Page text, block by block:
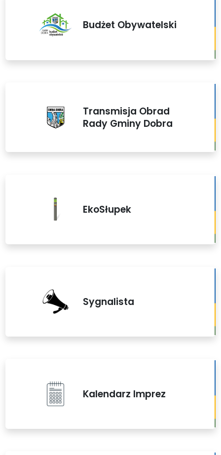
Budżet Obywatelski
Transmisja Obrad
Rady Gminy Dobra
EkoSłupek
Sygnalista
Kalendarz Imprez